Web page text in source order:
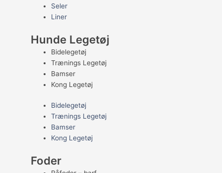
Seler
Liner
Hunde Legetøj
Bidelegetøj
Trænings Legetøj
Bamser
Kong Legetøj
Bidelegetøj
Trænings Legetøj
Bamser
Kong Legetøj
Foder